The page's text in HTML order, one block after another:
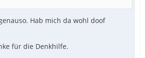
Hab mich da wohl doof
für die Denkhilfe.